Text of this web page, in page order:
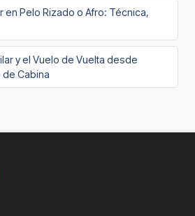
en Pelo Rizado o Afro: Técnica,
y el Vuelo de Vuelta desde
Cabina